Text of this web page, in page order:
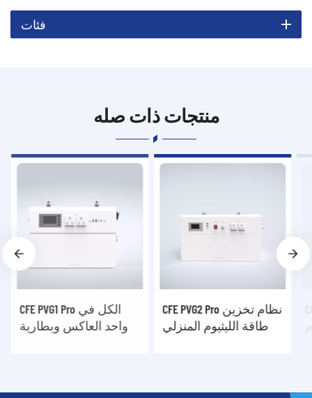
فئات
منتجات ذات صله
CFE PVG2 Pro نظام تخزين
طاقة الليثيوم المنزلي
CFE PVG3 Pro الكل في
واحد خارج الشبكة نظام